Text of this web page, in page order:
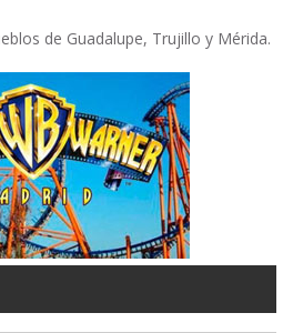
de Guadalupe, Trujillo y Mérida.